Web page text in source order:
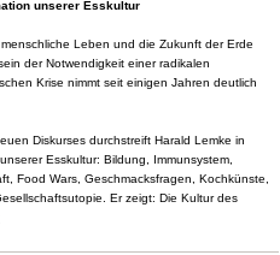
unserer Esskultur
Leben und die Zukunft der Erde
der Notwendigkeit einer radikalen
Krise nimmt seit einigen Jahren deutlich
Diskurses durchstreift Harald Lemke in
Esskultur: Bildung, Immunsystem,
Food Wars, Geschmacksfragen, Kochkünste,
Er zeigt: Die Kultur des